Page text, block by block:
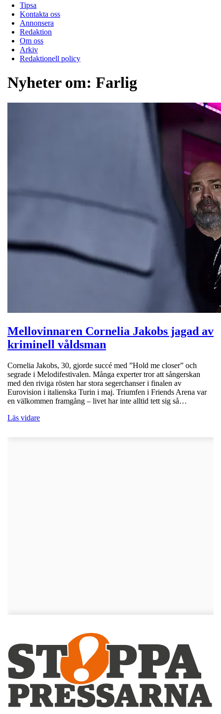
Tipsa
Kontakta oss
Annonsera
Redaktion
Om oss
Arkiv
Redaktionell policy
Nyheter om: Farlig
Mellovinnaren Cornelia Jakobs jagad av
kriminell våldsman
Cornelia Jakobs, 30, gjorde succé med ”Hold me closer” och
segrade i Melodifestivalen. Många experter tror att sångerskan
med den riviga rösten har stora segerchanser i finalen av
Eurovision i italienska Turin i maj. Triumfen i Friends Arena var
en välkommen framgång – livet har inte alltid tett sig så…
Läs vidare